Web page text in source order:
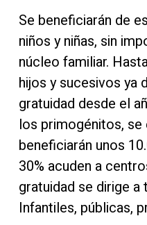
Se beneficiarán de
niños y niñas, sin
núcleo familiar.
hijos y sucesivos ya
gratuidad desde el
los primogénitos,
beneficiarán unos
30% acuden a
gratuidad se dirige
Infantiles, públicas,